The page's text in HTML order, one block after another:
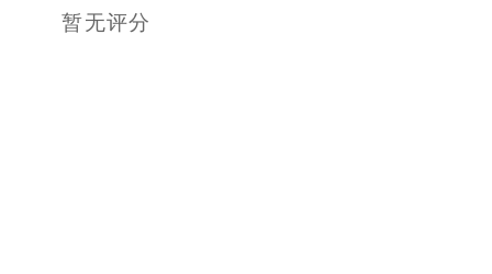
暂无评分